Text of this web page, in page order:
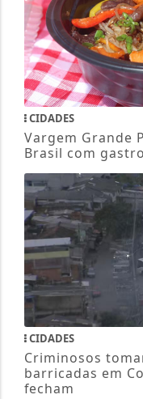
CIDADES
Vargem Grande
Brasil com
CIDADES
Criminosos
barricadas em
fecham